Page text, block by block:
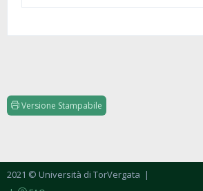
Versione Stampabile
2021 © Università di TorVergata |